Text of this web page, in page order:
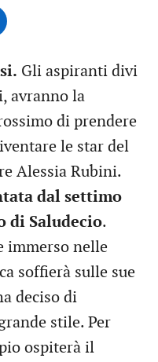
Gli aspiranti divi
avranno la
di prendere
le star del
Alessia Rubini.
dal settimo
di Saludecio.
immerso nelle
soffierà sulle sue
deciso di
stile. Per
ospiterà il